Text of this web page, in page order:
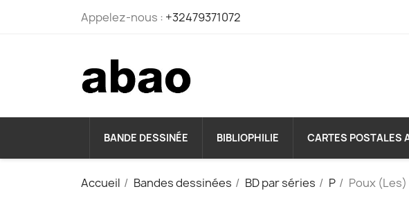
Appelez-nous : +32479371072
BANDE DESSINÉE BIBLIOPHILIE CARTES POSTALES
Accueil Bandes dessinées BD par séries P Poux (Les)